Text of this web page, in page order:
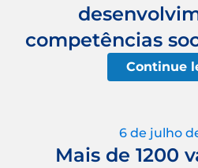
competências
Continue
6 de julho
Mais de 1200